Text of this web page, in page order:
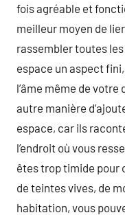
fois agréable et
meilleur moyen de
rassembler toutes
espace un aspect
l’âme même de
autre manière
espace, car ils
l’endroit où vous
êtes trop timide pour
de teintes vives, de
habitation, vous